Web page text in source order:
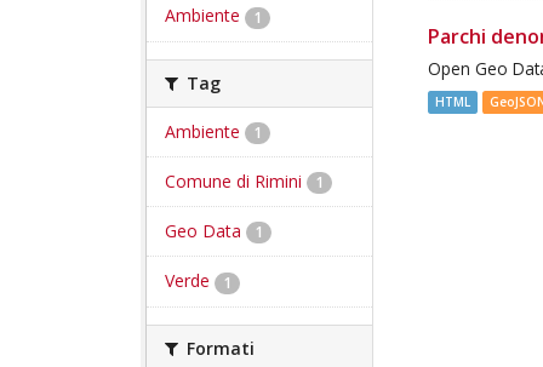
Ambiente 1
Tag
Ambiente 1
Comune di Rimini 1
Geo Data 1
Verde 1
Formati
Parchi
Open Geo
HTML